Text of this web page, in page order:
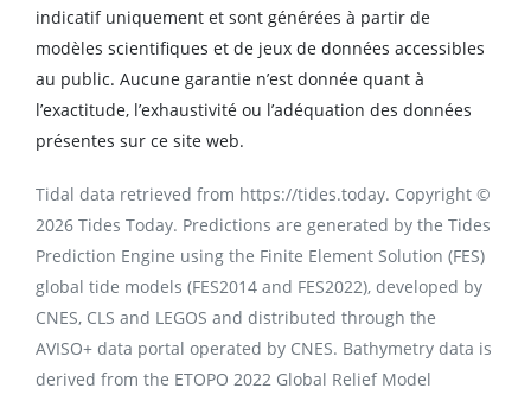
indicatif uniquement et sont générées à partir de
modèles scientifiques et de jeux de données accessibles
au public. Aucune garantie n’est donnée quant à
l’exactitude, l’exhaustivité ou l’adéquation des données
présentes sur ce site web.
Tidal data retrieved from https://tides.today. Copyright ©
2026 Tides Today. Predictions are generated by the Tides
Prediction Engine using the Finite Element Solution (FES)
global tide models (FES2014 and FES2022), developed by
CNES, CLS and LEGOS and distributed through the
AVISO+ data portal operated by CNES. Bathymetry data is
derived from the ETOPO 2022 Global Relief Model